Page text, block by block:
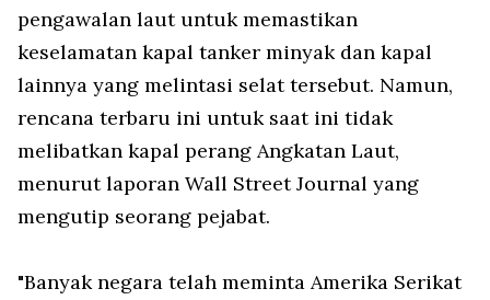
pengawalan laut untuk memastikan
keselamatan kapal tanker minyak dan kapal
lainnya yang melintasi selat tersebut. Namun,
rencana terbaru ini untuk saat ini tidak
melibatkan kapal perang Angkatan Laut,
menurut laporan Wall Street Journal yang
mengutip seorang pejabat.
"Banyak negara telah meminta Amerika Serikat